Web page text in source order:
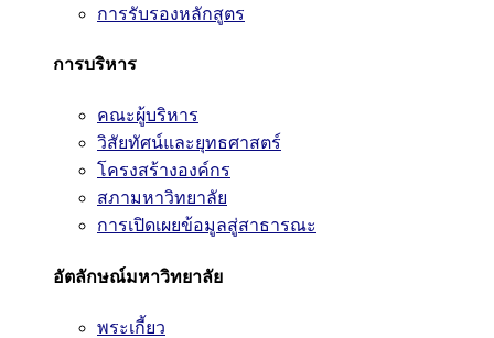
การรับรองหลักสูตร
การบริหาร
คณะผู้บริหาร
วิสัยทัศน์และยุทธศาสตร์
โครงสร้างองค์กร
สภามหาวิทยาลัย
การเปิดเผยข้อมูลสู่สาธารณะ
อัตลักษณ์มหาวิทยาลัย
พระเกี้ยว